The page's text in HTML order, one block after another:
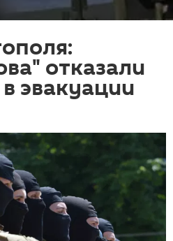
отказали
эвакуации